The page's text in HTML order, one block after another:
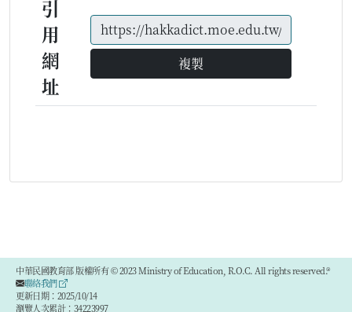
引
用
網
址
複製
中華民國教育部 版權所有 © 2023 Ministry of Education, R.O.C. All rights reserved.®
聯絡我們
更新日期：2025/10/14
瀏覽人次累計：34223997